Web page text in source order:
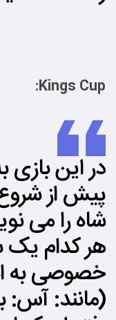
Kings Cup:
در این بازی
پیش از
شاه را می
هر کدام
خصوصی به
(مانند: آس: